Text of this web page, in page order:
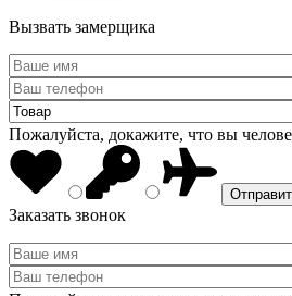
Вызвать замерщика
Пожалуйста, докажите, что вы
Заказать звонок